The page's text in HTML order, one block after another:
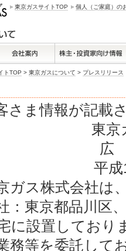
東京ガスサイトTOP 個人（ご家庭）の
トTOP > 東京ガスについて > プレスリリース
さま情報が記載
東京
平
ガス株式会社は
：東京都品川区
に設置しており
務等を委託して